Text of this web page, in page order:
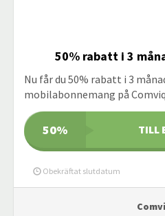
50% rabatt i 3
Nu får du 50% rabatt i 3
mobilabonnemang på
50% TILL
Obekräftat slutdatum